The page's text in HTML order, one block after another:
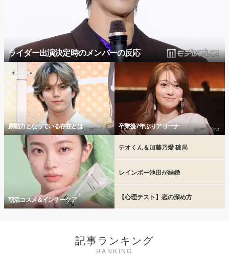
ライダー出演決定時のメンバーの反応
原動力となっている存在とは 卒業後7年ぶりアリーナ
朝活コスメ＆インナーケア
テオくん＆加藤乃愛 破局
レインボー池田が結婚
【心理テスト】恋の深め方
記事ランキング
RANKING